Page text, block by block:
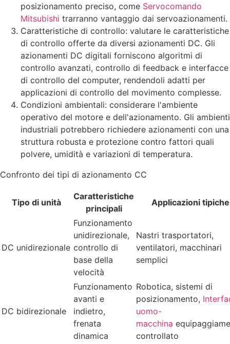
posizionamento preciso, come Servocomando
Mitsubishi trarranno vantaggio dai servoazionamenti.
Caratteristiche di controllo: valutare le caratteristiche
di controllo offerte da diversi azionamenti DC. Gli
azionamenti DC digitali forniscono algoritmi di
controllo avanzati, controllo di feedback e interfacce
di controllo del computer, rendendoli adatti per
applicazioni di controllo del movimento complesse.
Condizioni ambientali: considerare l'ambiente
operativo del motore e dell'azionamento. Gli ambienti
industriali potrebbero richiedere azionamenti con una
struttura robusta e protezione contro fattori quali
polvere, umidità e variazioni di temperatura.
Confronto dei tipi di azionamento CC
Tipo di unità
Caratteristiche
principali
Applicazioni tipiche
DC unidirezionale
Funzionamento
unidirezionale,
controllo di
base della
velocità
Nastri trasportatori,
ventilatori, macchinari
semplici
DC bidirezionale
Funzionamento
avanti e
indietro,
frenata
dinamica
Robotica, sistemi di
posizionamento,
uomo-
macchina
controllato